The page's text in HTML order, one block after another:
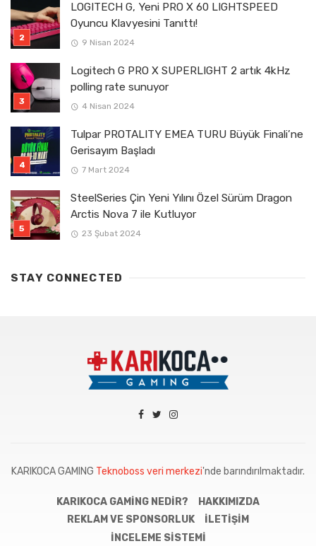
LOGITECH G, Yeni PRO X 60 LIGHTSPEED
Oyuncu Klavyesini Tanıttı!
9 Nisan 2024
Logitech G PRO X SUPERLIGHT 2 artık 4kHz
polling rate sunuyor
4 Nisan 2024
Tulpar PROTALITY EMEA TURU Büyük Finali’ne
Gerisayım Başladı
7 Mart 2024
SteelSeries Çin Yeni Yılını Özel Sürüm Dragon
Arctis Nova 7 ile Kutluyor
23 Şubat 2024
STAY CONNECTED
KARIKOCA GAMING Teknoboss veri merkezi'nde barındırılmaktadır.
KARIKOCA GAMING NEDIR?
HAKKIMIZDA
REKLAM VE SPONSORLUK
İLETIŞIM
İNCELEME SISTEMI